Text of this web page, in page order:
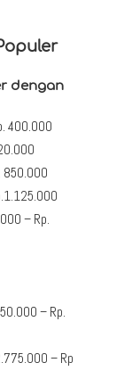
dengan
400.000
850.000
– Rp.
– Rp.
– Rp